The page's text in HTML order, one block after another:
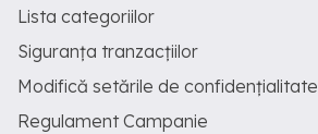
Lista categoriilor
Siguranța tranzacțiilor
Modifică setările de confidențialitate
Regulament Campanie